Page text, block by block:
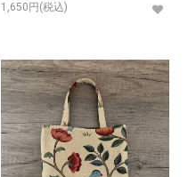
1,650円(税込)